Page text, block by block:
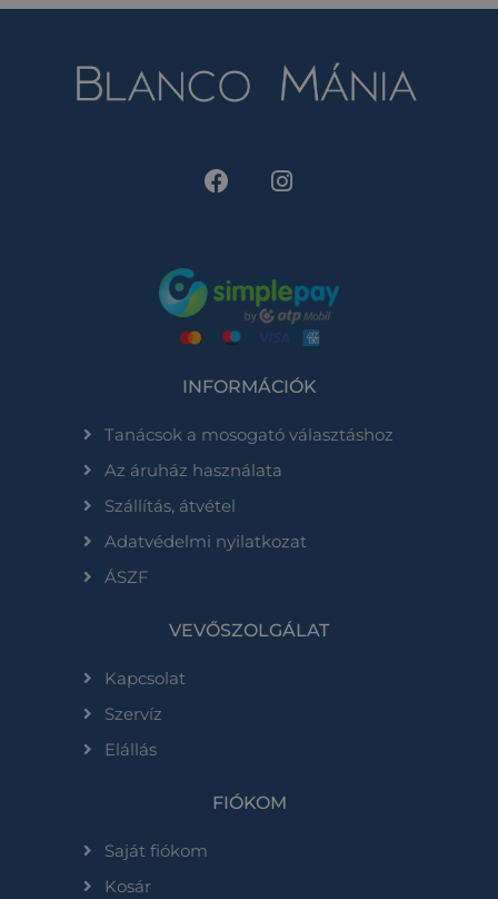
INFORMÁCIÓK
Tanácsok a mosogató választáshoz
Az áruház használata
Szállítás, átvétel
Adatvédelmi nyilatkozat
ÁSZF
VEVŐSZOLGÁLAT
Kapcsolat
Szervíz
Elállás
FIÓKOM
Saját fiókom
Kosár